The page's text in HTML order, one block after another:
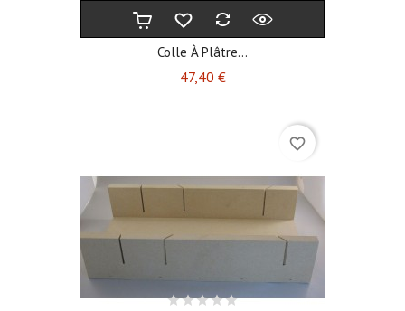
Colle À Plâtre...
47,40 €Prix
favorite_border